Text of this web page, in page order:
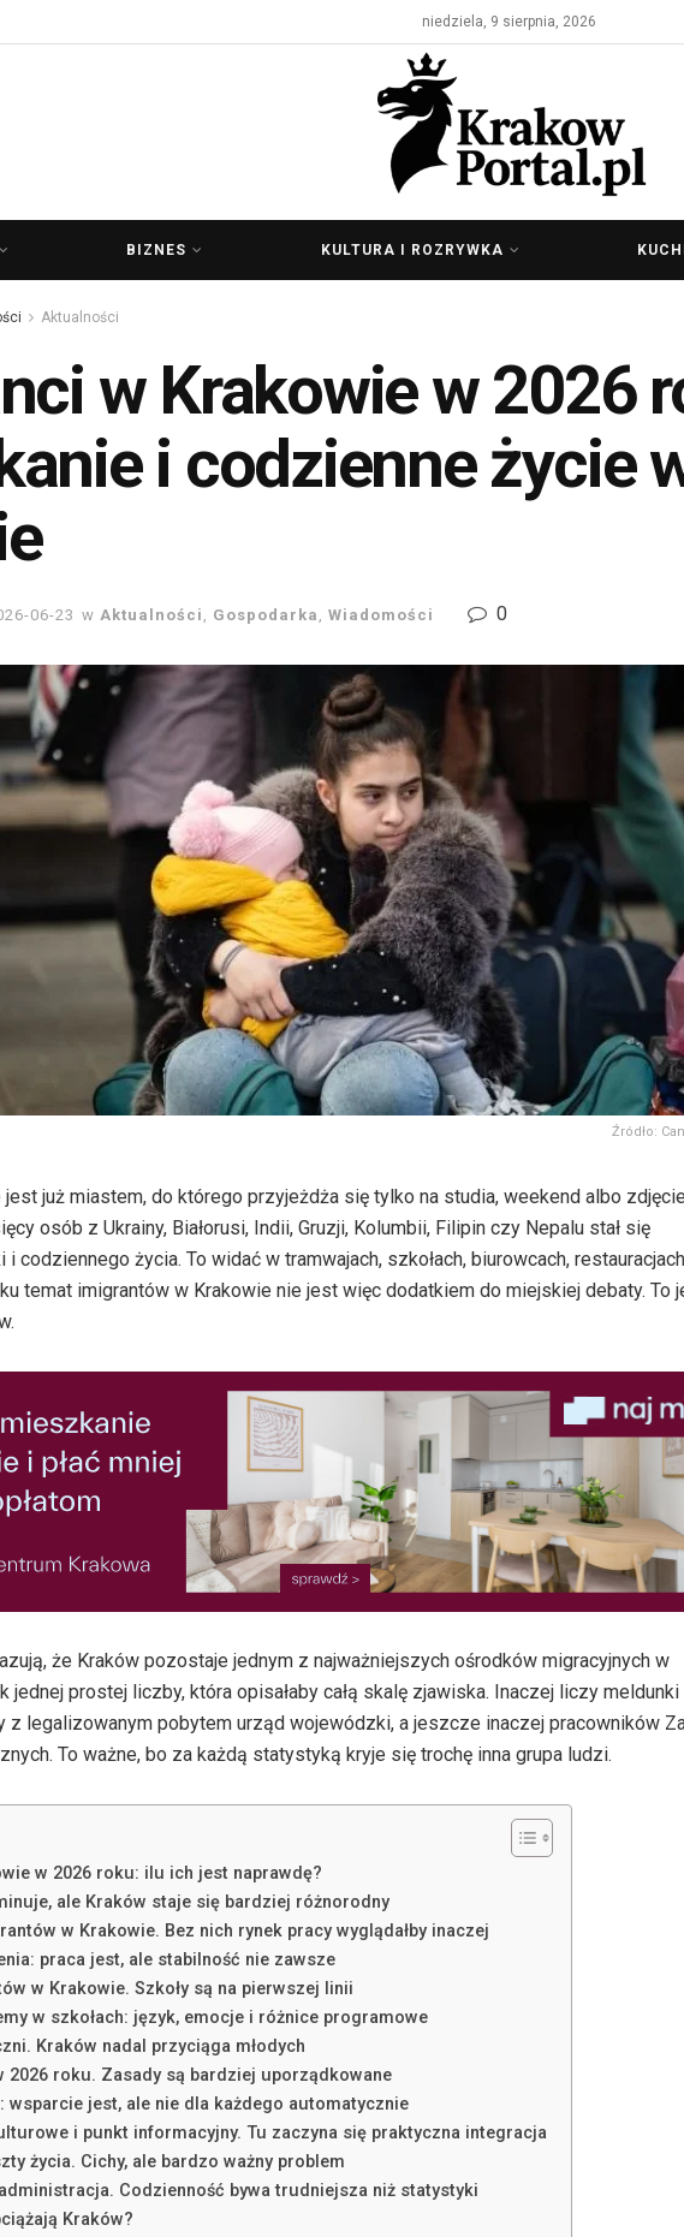
niedziela, 9 sierpnia, 2026
BIZNES KULTURA I ROZRYWKA
Aktualności
w Krakowie w 2026
i codzienne życie
06-23 w Aktualności , Gospodarka , Wiadomości 0
Źródło:
jest już miastem, do którego przyjeżdża się tylko na studia, weekend albo
osób z Ukrainy, Białorusi, Indii, Gruzji, Kolumbii, Filipin czy Nepalu stał się
i codziennego życia. To widać w tramwajach, szkołach, biurowcach,
temat imigrantów w Krakowie nie jest więc dodatkiem do miejskiej debaty. To
że Kraków pozostaje jednym z najważniejszych ośrodków migracyjnych w
jednej prostej liczby, która opisałaby całą skalę zjawiska. Inaczej liczy meldunki
z legalizowanym pobytem urząd wojewódzki, a jeszcze inaczej pracowników
To ważne, bo za każdą statystyką kryje się trochę inna grupa ludzi.
w 2026 roku: ilu ich jest naprawdę?
ale Kraków staje się bardziej różnorodny
w Krakowie. Bez nich rynek pracy wyglądałby inaczej
praca jest, ale stabilność nie zawsze
w Krakowie. Szkoły są na pierwszej linii
w szkołach: język, emocje i różnice programowe
Kraków nadal przyciąga młodych
2026 roku. Zasady są bardziej uporządkowane
wsparcie jest, ale nie dla każdego automatycznie
i punkt informacyjny. Tu zaczyna się praktyczna integracja
życia. Cichy, ale bardzo ważny problem
Codzienność bywa trudniejsza niż statystyki
Kraków?